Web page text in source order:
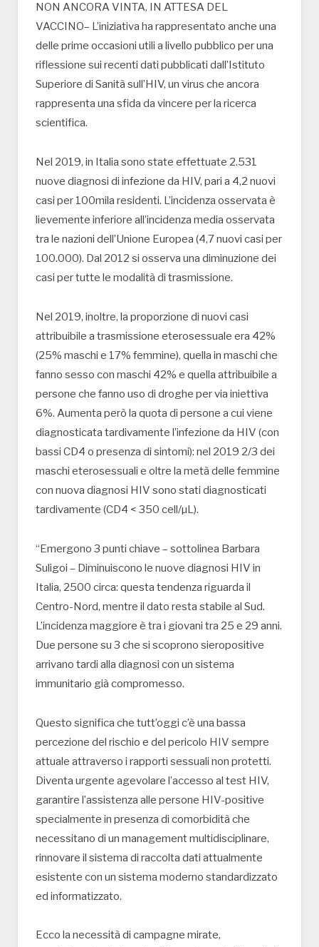
NON ANCORA VINTA, IN ATTESA DEL
VACCINO– L’iniziativa ha rappresentato anche una
delle prime occasioni utili a livello pubblico per una
riflessione sui recenti dati pubblicati dall’Istituto
Superiore di Sanità sull’HIV, un virus che ancora
rappresenta una sfida da vincere per la ricerca
scientifica.
Nel 2019, in Italia sono state effettuate 2.531
nuove diagnosi di infezione da HIV, pari a 4,2 nuovi
casi per 100mila residenti. L’incidenza osservata è
lievemente inferiore all’incidenza media osservata
tra le nazioni dell’Unione Europea (4,7 nuovi casi per
100.000). Dal 2012 si osserva una diminuzione dei
casi per tutte le modalità di trasmissione.
Nel 2019, inoltre, la proporzione di nuovi casi
attribuibile a trasmissione eterosessuale era 42%
(25% maschi e 17% femmine), quella in maschi che
fanno sesso con maschi 42% e quella attribuibile a
persone che fanno uso di droghe per via iniettiva
6%. Aumenta però la quota di persone a cui viene
diagnosticata tardivamente l’infezione da HIV (con
bassi CD4 o presenza di sintomi): nel 2019 2/3 dei
maschi eterosessuali e oltre la metà delle femmine
con nuova diagnosi HIV sono stati diagnosticati
tardivamente (CD4 < 350 cell/µL).
“Emergono 3 punti chiave – sottolinea Barbara
Suligoi – Diminuiscono le nuove diagnosi HIV in
Italia, 2500 circa: questa tendenza riguarda il
Centro-Nord, mentre il dato resta stabile al Sud.
L’incidenza maggiore è tra i giovani tra 25 e 29 anni.
Due persone su 3 che si scoprono sieropositive
arrivano tardi alla diagnosi con un sistema
immunitario già compromesso.
Questo significa che tutt’oggi c’è una bassa
percezione del rischio e del pericolo HIV sempre
attuale attraverso i rapporti sessuali non protetti.
Diventa urgente agevolare l’accesso al test HIV,
garantire l’assistenza alle persone HIV-positive
specialmente in presenza di comorbidità che
necessitano di un management multidisciplinare,
rinnovare il sistema di raccolta dati attualmente
esistente con un sistema moderno standardizzato
ed informatizzato.
Ecco la necessità di campagne mirate,